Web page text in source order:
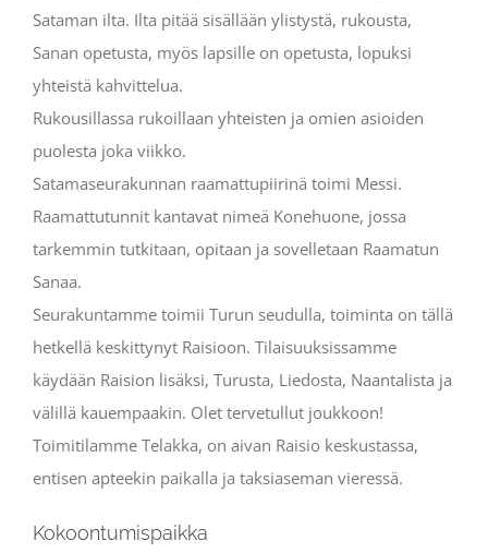
Sataman ilta. Ilta pitää sisällään ylistystä, rukousta,
Sanan opetusta, myös lapsille on opetusta, lopuksi
yhteistä kahvittelua.
Rukousillassa rukoillaan yhteisten ja omien asioiden
puolesta joka viikko.
Satamaseurakunnan raamattupiirinä toimi Messi.
Raamattutunnit kantavat nimeä Konehuone, jossa
tarkemmin tutkitaan, opitaan ja sovelletaan Raamatun
Sanaa.
Seurakuntamme toimii Turun seudulla, toiminta on tällä
hetkellä keskittynyt Raisioon. Tilaisuuksissamme
käydään Raision lisäksi, Turusta, Liedosta, Naantalista ja
välillä kauempaakin. Olet tervetullut joukkoon!
Toimitilamme Telakka, on aivan Raisio keskustassa,
entisen apteekin paikalla ja taksiaseman vieressä.
Kokoontumispaikka